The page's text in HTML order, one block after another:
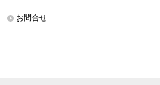
お問合せ